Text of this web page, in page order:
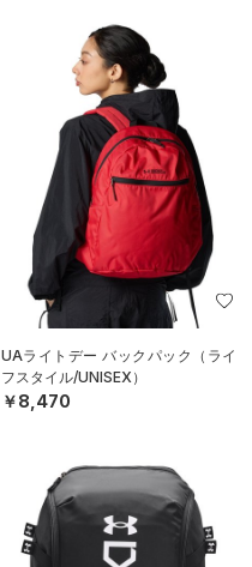
UAライトデー バックパック（ライ
フスタイル/UNISEX）
￥8,470